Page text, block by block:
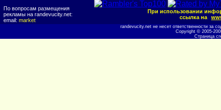
По вопросам размещения
рекламы на randevucity.net:
email: market
При использовании
ссылка на
randevucity.net не несет ответственности за
Copyright © 2005-
Страница